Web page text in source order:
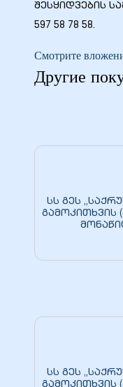
შესყიდვების
597 58 78 58.
Смотрите
Другие
სს გეს
გამოკითხვის
სს გეს
გამოკითხვის